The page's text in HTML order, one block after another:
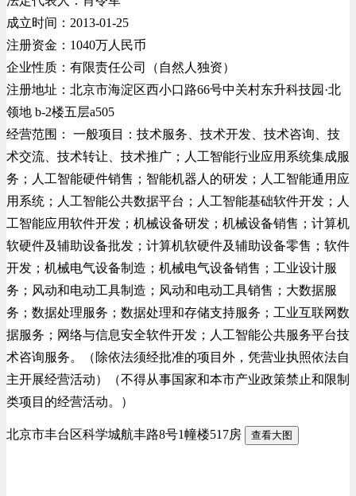
成立时间：2013-01-25
注册资金：1040万人民币
企业性质：有限责任公司（自然人独资）
注册地址：北京市海淀区西小口路66号中关村东升科技园·北
领地 b-2楼五层a505
经营范围： 一般项目：技术服务、技术开发、技术咨询、技
术交流、技术转让、技术推广；人工智能行业应用系统集成服
务；人工智能硬件销售；智能机器人的研发；人工智能通用应
用系统；人工智能公共数据平台；人工智能基础软件开发；人
工智能应用软件开发；机械设备研发；机械设备销售；计算机
软硬件及辅助设备批发；计算机软硬件及辅助设备零售；软件
开发；机械电气设备制造；机械电气设备销售；工业设计服
务；风动和电动工具制造；风动和电动工具销售；大数据服
务；数据处理服务；数据处理和存储支持服务；工业互联网数
据服务；网络与信息安全软件开发；人工智能公共服务平台技
术咨询服务。（除依法须经批准的项目外，凭营业执照依法自
主开展经营活动）（不得从事国家和本市产业政策禁止和限制
类项目的经营活动。）
北京市丰台区科学城航丰路8号1幢楼517房 查看大图